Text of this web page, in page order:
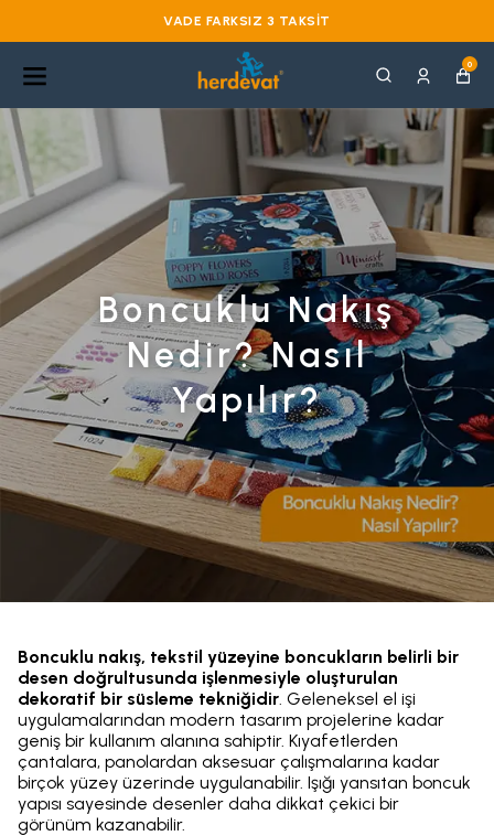
VADE FARKSIZ 3 TAKSIT
0
Boncuklu Nakış
Nedir? Nasıl
Yapılır?
Boncuklu nakış, tekstil yüzeyine boncukların belirli bir
desen doğrultusunda işlenmesiyle oluşturulan
dekoratif bir süsleme tekniğidir. Geleneksel el işi
uygulamalarından modern tasarım projelerine kadar
geniş bir kullanım alanına sahiptir. Kıyafetlerden
çantalara, panolardan aksesuar çalışmalarına kadar
birçok yüzey üzerinde uygulanabilir. Işığı yansıtan boncuk
yapısı sayesinde desenler daha dikkat çekici bir
görünüm kazanabilir.